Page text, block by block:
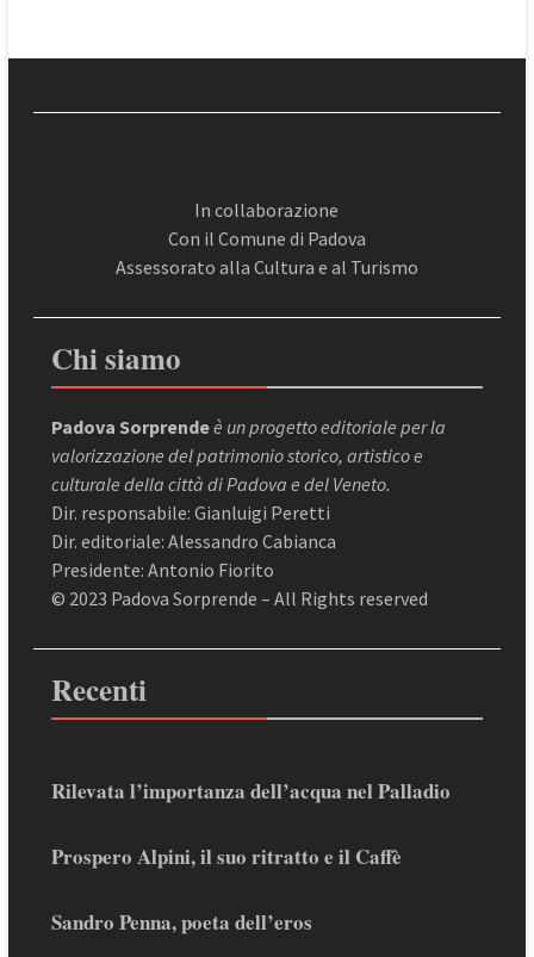
In collaborazione
Con il Comune di Padova
Assessorato alla Cultura e al Turismo
Chi siamo
Padova Sorprendeè un progetto editoriale per la
valorizzazione del patrimonio storico, artistico e
culturale della città di Padova e del Veneto.
Dir. responsabile: Gianluigi Peretti
Dir. editoriale: Alessandro Cabianca
Presidente: Antonio Fiorito
© 2023 Padova Sorprende – All Rights reserved
Recenti
Rilevata l’importanza dell’acqua nel Palladio
Prospero Alpini, il suo ritratto e il Caffè
Sandro Penna, poeta dell’eros